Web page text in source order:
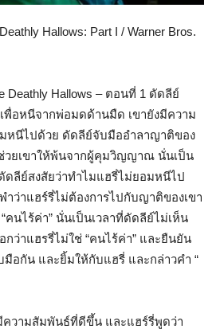
Hallows: Part I / Warner Bros.
Deathly Hallows – ตอนที่ 1 ดัดลีย์
พื่อหนีจากพ่อมดด้านมืด เขายังมีความ
มหนีไปด้วย ดัดลีย์จับมืออำลาญาติของ
วยเขาให้พ้นจากผู้คุมวิญญาณ นั่นเป็น
ดลีย์สงสัยว่าทำไมแฮรี่ไม่ยอมหนีไป
ำว่าแฮร์รี่ไม่ต้องการไปกับญาติของเขา
คนไร้ค่า” นั่นเป็นเวลาที่ดัดลีย์ไม่เห็น
กว่าแฮรรี่ไม่ใช่ “คนไร้ค่า” และยืนยัน
มือกัน และยิ้มให้กับแฮรี่ และกล่าวคำ “
ความสัมพันธ์ที่ดีขึ้น และแฮร์รี่พูดว่า